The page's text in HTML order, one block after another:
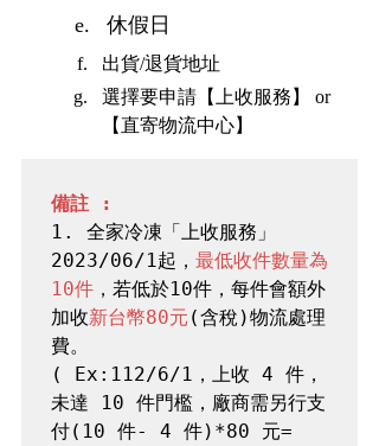
休假日
出貨/退貨地址
選擇要申請【上收服務】 or
【直寄物流中心】
備註 :
1. 全家冷凍「上收服務」
2023/06/1起， 最低收件數量為
10件 ，若低於10件，每件會額外
加收新台幣80元 (含稅)物流處理
費。
( Ex:112/6/1，上收 4 件，
未達 10 件門檻，廠商需另行支
付(10 件- 4 件)*80 元=